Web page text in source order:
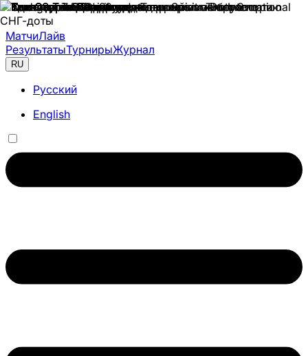
МатчиЛайв
РезультатыТурнирыЖурнал
RU
Русский
English